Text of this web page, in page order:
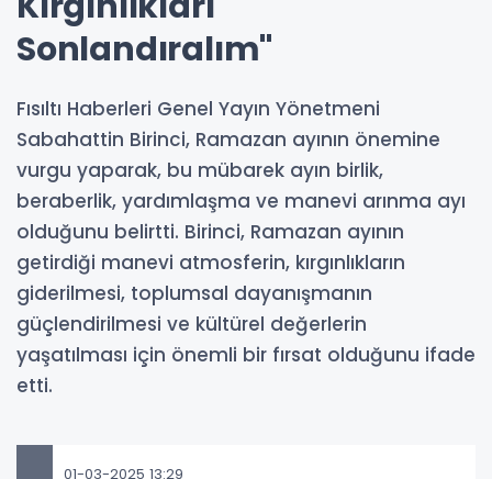
Sonlandıralım"
Fısıltı Haberleri Genel Yayın Yönetmeni
Sabahattin Birinci, Ramazan ayının önemine
vurgu yaparak, bu mübarek ayın birlik,
beraberlik, yardımlaşma ve manevi arınma ayı
olduğunu belirtti. Birinci, Ramazan ayının
getirdiği manevi atmosferin, kırgınlıkların
giderilmesi, toplumsal dayanışmanın
güçlendirilmesi ve kültürel değerlerin
yaşatılması için önemli bir fırsat olduğunu ifade
etti.
01-03-2025 13:29